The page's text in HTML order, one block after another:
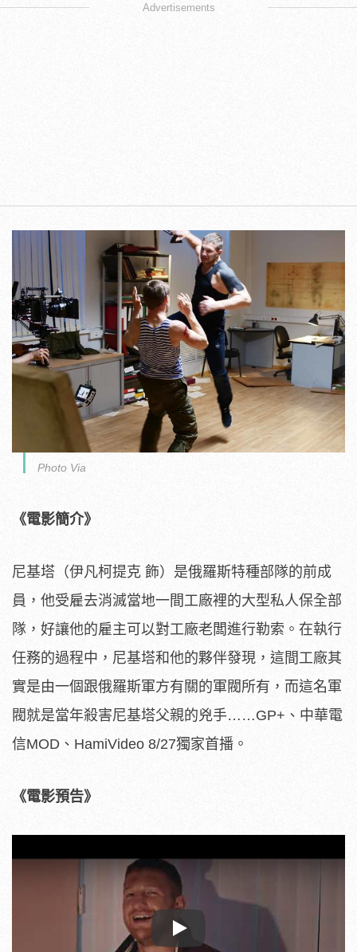
Advertisements
Photo Via
《電影簡介》
尼基塔（伊凡柯提克 飾）是俄羅斯特種部隊的前成
員， 他受雇去消滅當地一間工廠裡的大型私人保全部
隊， 好讓他的雇主可以對工廠老闆進行勒索。在執行
任務的過程中， 尼基塔和他的夥伴發現， 這間工廠其
實是由一個跟俄羅斯軍方有關的軍閥所有， 而這名軍
閥就是當年殺害尼基塔父親的兇手……GP+、中華電
信MOD、HamiVideo 8/27獨家首播。
《電影預告》
Play